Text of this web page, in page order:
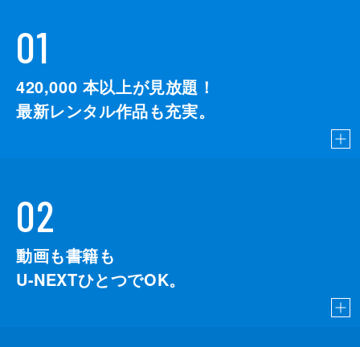
01
420,000 本以上が見放題！
最新レンタル作品も充実。
02
動画も書籍も
U-NEXTひとつでOK。